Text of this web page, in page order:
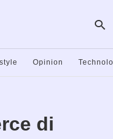
Opinion
di